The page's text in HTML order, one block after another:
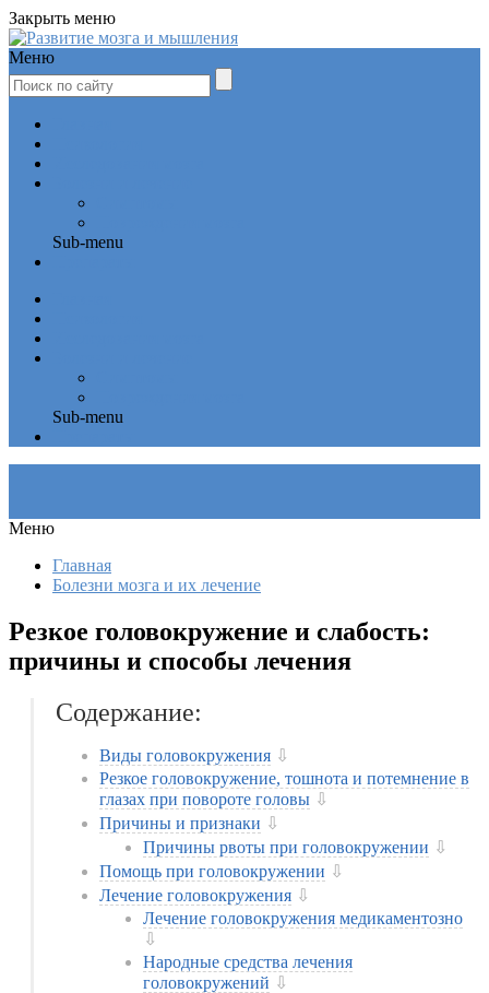
Закрыть меню
Меню
Sub-menu
Sub-menu
Меню
Главная
Болезни мозга и их лечение
Резкое головокружение и слабость:
причины и способы лечения
Содержание:
Виды головокружения ⇩
Резкое головокружение, тошнота и потемнение в
глазах при повороте головы ⇩
Причины и признаки ⇩
Причины рвоты при головокружении ⇩
Помощь при головокружении ⇩
Лечение головокружения ⇩
Лечение головокружения медикаментозно
⇩
Народные средства лечения
головокружений ⇩